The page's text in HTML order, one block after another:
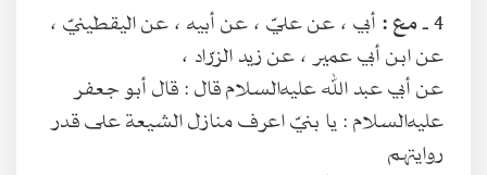
4 ـ مع :أبي ، عن عليّ ، عن أبيه ، عن اليقطينيّ ،
عن ابن أبي عمير ، عن زيد الزرّاد ،
عن أبي عبد الله عليه‌السلام قال : قال أبو جعفر
عليه‌السلام : يا بنيّ اعرف منازل الشيعة على قدر
روايتهم